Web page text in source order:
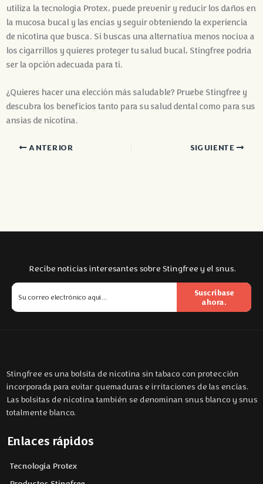
utiliza la tecnología Protex, puede prevenir y reducir los daños en
la mucosa bucal y las encías y seguir obteniendo la experiencia
de nicotina que busca. Si buscas una alternativa menos nociva a
los cigarrillos y quieres proteger tu salud bucal, Stingfree podría
ser la opción adecuada para ti.
¿Quieres hacer una elección más saludable? Pruebe Stingfree y
descubra los beneficios tanto para su salud dental como para sus
ansias de nicotina.
ANTERIOR SIGUIENTE
Recibe noticias interesantes sobre Stingfree y el snus.
Suscríbase
ahora.
Stingfree es una bolsita de nicotina sin tabaco con protección
incorporada para evitar quemaduras e irritaciones de las encías.
Las bolsitas de nicotina también se denominan snus blanco y snus
totalmente blanco.
Enlaces rápidos
Tecnología Protex